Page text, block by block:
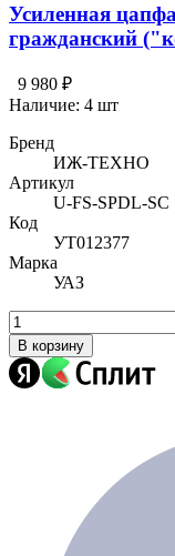
Усиленная
гражданский
9 980 ₽
Наличие: 4 шт
Бренд
ИЖ-ТЕХНО
Артикул
U-FS-SPDL-SC
Код
УТ012377
Марка
УАЗ
В корзину